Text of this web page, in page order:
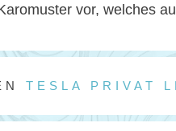
vor, welches
TESLA PRIVAT